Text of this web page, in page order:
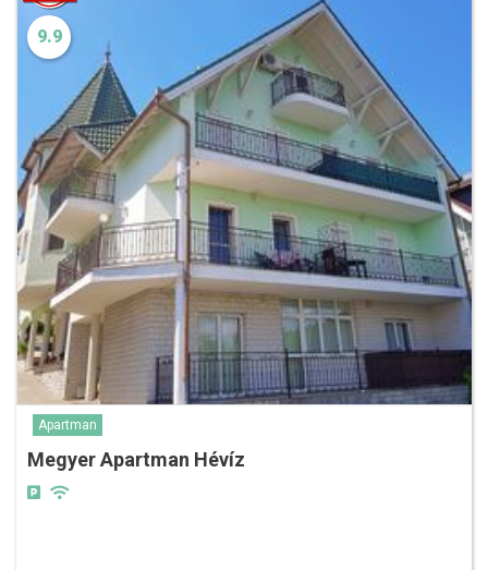
9.9
Apartman
Megyer Apartman Hévíz